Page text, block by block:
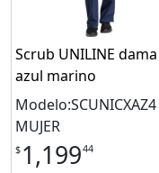
Scrub UNILINE dama
azul marino
Modelo:SCUNICXAZ4
MUJER
$ 1,19944